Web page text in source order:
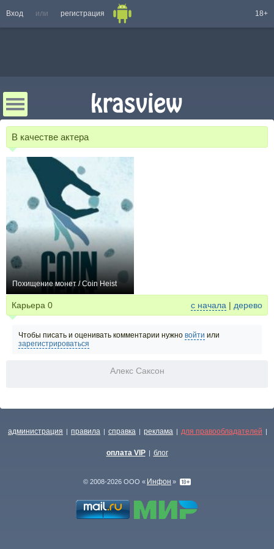
Вход или регистрация 18+
В качестве актера
Похищение монет / Coin Heist
Карьера 0 с начала | дерево
Чтобы писать и оценивать комментарии нужно войти или
зарегистрироваться
Алекс Саксон
администрация | правила | справка | реклама | для правообладателей |
оплата VIP | блог
© 2008-2026 ООО « Инфон »